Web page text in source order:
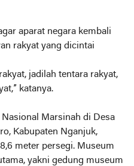
aparat negara kembali
rakyat yang dicintai
jadilah tentara rakyat,
katanya.
Marsinah di Desa
Kabupaten Nganjuk,
meter persegi. Museum
yakni gedung museum